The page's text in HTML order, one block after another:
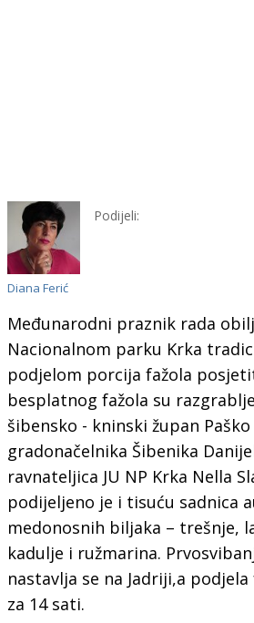
Diana Ferić
Podijeli:
Međunarodni praznik rada
Nacionalnom parku Krka
podjelom porcija fažola
besplatnog fažola su
šibensko - kninski župan
gradonačelnika Šibenika
ravnateljica JU NP Krka Nella
podijeljeno je i tisuću sadnica
medonosnih biljaka – trešnje,
kadulje i ružmarina.
nastavlja se na Jadriji,a
za 14 sati.